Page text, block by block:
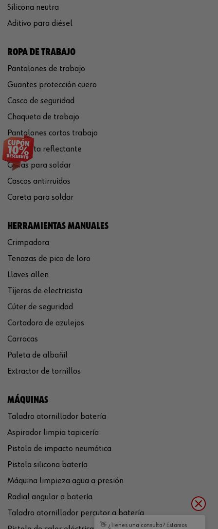
Silicona neutra
Aditivo para diésel
ROPA DE TRABAJO
Pantalones de trabajo
Guantes protección cuero
Casco de seguridad
Chaqueta de trabajo
Pantalones cortos trabajo
Chaqueta reflectante
Gafas para soldar
Cascos antirruidos
Careta para soldar
HERRAMIENTAS MANUALES
Crimpadora
Tenazas de pico de loro
Llaves allen
Tijeras de electricista
Cúter de seguridad
Cortadora de azulejos
Carracas
Paleta de albañil
Extractor de tornillos
MÁQUINAS
Taladro atornillador batería
Aspirador limpia tapicería
Pistola de impacto neumática
Pistola silicona batería
Máquina limpieza agua a presión
Radial angular a batería
Taladro atornillador percutor a batería
👋 ¿Tienes una consulta? Estamos